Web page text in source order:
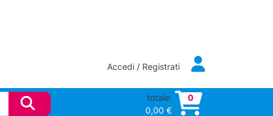
Accedi / Registrati
totale:
0,00 €
0